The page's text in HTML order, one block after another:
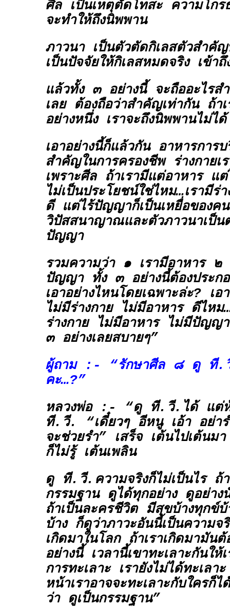
ศีลเป็นเหตุตัดโทสะ ความโกร
จะทำให้ถึงนิพพาน
ภาวนาเป็นตัวตัดกิเลสตัวสำคัญ
เป็นปัจจัยให้กิเลสหมดจริง เข้า
แล้วทั้ง ๓ อย่างนี้ จะถืออะไรส
เลย ต้องถือว่าสำคัญเท่ากัน ถ้าเ
อย่างหนึ่ง เราจะถึงนิพพานไม่ได้
เอาอย่างนี้ก็แล้วกัน อาหารการ
สำคัญในการครองชีพ ร่างกายเ
เพราะศีล ถ้าเรามีแต่อาหาร แ
ไม่เป็นประโยชน์ใช่ไหม…เรามีร่
ดี แต่ไร้ปัญญาก็เป็นเหยื่อของค
วิปัสสนาญาณและตัวภาวนาเป็น
ปัญญา
รวมความว่า ๑ เรามีอาหาร
ปัญญา ทั้ง ๓ อย่างนี้ต้องประก
เอาอย่างไหนโดยเฉพาะล่ะ? เ
ไม่มีร่างกาย ไม่มีอาหาร ดีไห
ร่างกาย ไม่มีอาหาร ไม่มีปัญญ
๓ อย่างเลยสบายๆ”
ผู้ถาม :- “รักษาศีล ๘ ดู ที.วี
คะ…?”
หลวงพ่อ :- “ดู ที.วี.ได้ แต่ห้
ที.วี. “เดี๋ยวๆ อีหนู เอ้า อย่าร
จะช่วยรำ” เสร็จ เต้นไปเต้นม
ก็ไม่รู้ เต้นเพลิน
ดู ที.วี.ความจริงก็ไม่เป็นไร ถ้า
กรรมฐาน ดูได้ทุกอย่าง ดูอย่าง
ถ้าเป็นละครชีวิต มีสุขบ้างทุกข์บ้
บ้าง ก็ดูว่าภาวะอันนี้เป็นความจ
เกิดมาในโลก ถ้าเราเกิดมามันต้
อย่างนี้ เวลานี้เขาทะเลาะกันให้
การทะเลาะ เรายังไม่ได้ทะเลา
หน้าเราอาจจะทะเลาะกับใครก็ไ
ว่า ดูเป็นกรรมฐาน”